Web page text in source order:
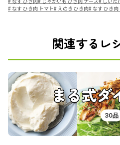
# なす ひき肉 トマト# えのき ひき肉# なす ひき肉
関連するレ
まる式ダ
30品